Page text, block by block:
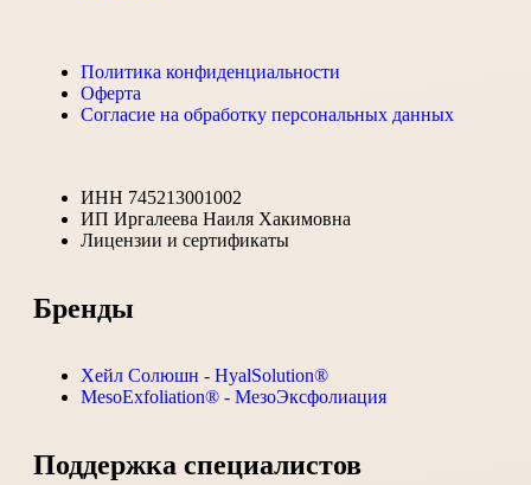
Политика конфиденциальности
Оферта
Согласие на обработку персональных данных
ИНН 745213001002
ИП Иргалеева Наиля Хакимовна
Лицензии и сертификаты
Бренды
Хейл Солюшн - HyalSolution®
MesoExfoliation® - МезоЭксфолиация
Поддержка специалистов